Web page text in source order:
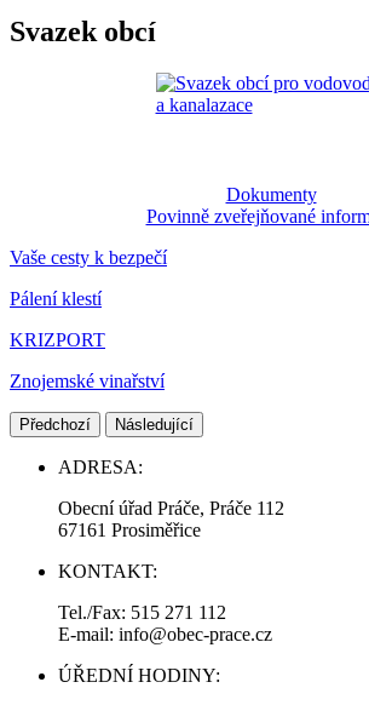
Svazek obcí
Dokumenty
Povinně zveřejňované
Vaše cesty k bezpečí
Pálení klestí
KRIZPORT
Znojemské vinařství
Předchozí Následující
ADRESA:
Obecní úřad Práče, Práče 112
67161 Prosiměřice
KONTAKT:
Tel./Fax: 515 271 112
E-mail: info@obec-prace.cz
ÚŘEDNÍ HODINY: